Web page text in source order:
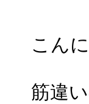
こん
筋違